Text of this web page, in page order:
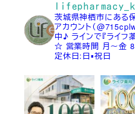
茨城県神栖市にある
アカウント（
中♪ ラインで『ライ
☆ 営業時間 月～金
定休日:日▪祝日